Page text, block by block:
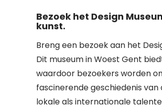
Bezoek het Design
kunst.
Breng een bezoek aan het
Dit museum in Woest Gent
waardoor bezoekers worden
fascinerende geschiedenis
lokale als internationale